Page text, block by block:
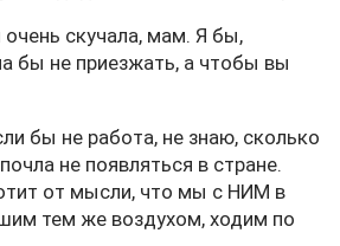
скучала, мам. Я бы,
бы не приезжать, а чтобы вы
бы не работа, не знаю, сколько
не появляться в стране.
от мысли, что мы с НИМ в
тем же воздухом, ходим по